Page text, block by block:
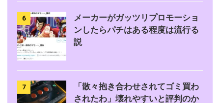
6
メーカーがガッツリプロモーショ
ンしたらパチはある程度は流行る
説
7
「散々抱き合わせされてゴミ買わ
されたわ」壊れやすいと評判のか